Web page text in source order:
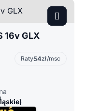
16v GLX
Raty54zł/msc